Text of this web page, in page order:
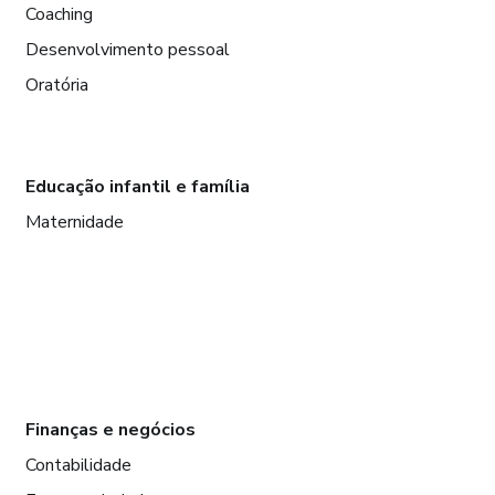
Coaching
Desenvolvimento pessoal
Oratória
Educação infantil e família
Maternidade
Finanças e negócios
Contabilidade